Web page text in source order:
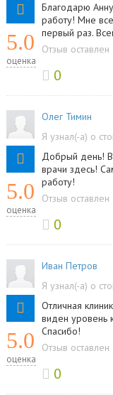
5.0
оценка
Благодарю
работу! Мне
первый раз.
Отзыв
0
5.0
оценка
Олег Тимин
Я узнал(-а) о
Добрый день!
врачи здесь!
работу!
Отзыв
0
5.0
оценка
Иван Петров
Я узнал(-а) о
Отличная
виден уровень
Спасибо!
Отзыв
0